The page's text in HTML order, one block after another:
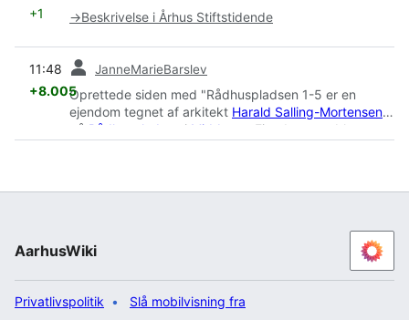
+1 →Beskrivelse i Århus Stiftstidende
11:48 JanneMarieBarslev
+8.005Oprettede siden med "Rådhuspladsen 1-5 er en
ejendom tegnet af arkitekt Harald Salling-Mortensen
på Rådhuspladsen i Midtbyen
lille. Byens udvikling og bankens ekspansion medførte
behov for opret..."
AarhusWiki
Privatlivspolitik Slå mobilvisning fra